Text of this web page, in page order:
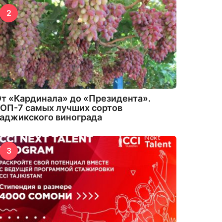
2
«Кардинала» до «Президента».
7 самых лучших сортов
винограда
3